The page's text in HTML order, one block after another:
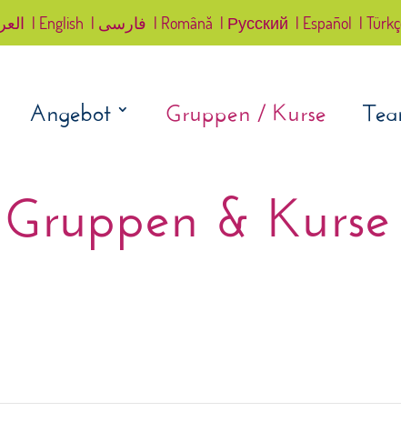
| English | فارسی | Română | Русский | Español |
Angebot Gruppen / Kurse
Gruppen & Kurse